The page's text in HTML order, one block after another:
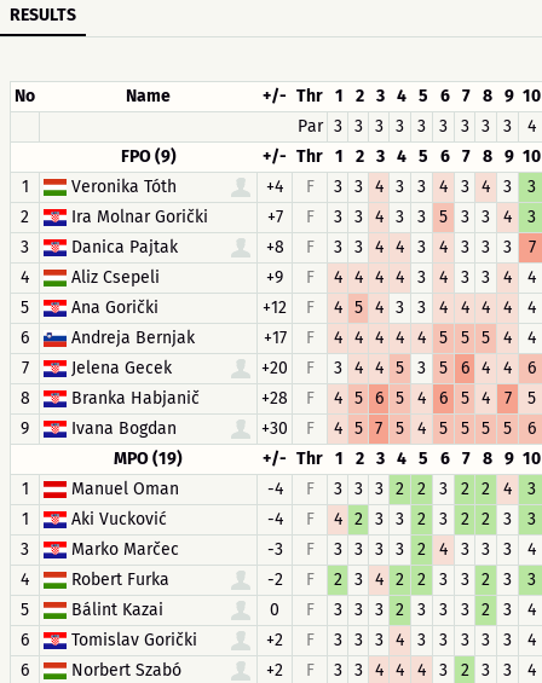
RESULTS
No Name +/- Thr 1 2 3 4 5 6 7 8 9 10
Par 3 3 3 3 3 3 3 3 3
4
FPO (9)
+/- Thr 1 2 3 4 5 6 7 8 9 10
1
Veronika Tóth +4 F 3 3 4 3 3 4 3 4 3
3
2
Ira Molnar Gorički +7 F 3 3 4 3 3 5 3 3 4
3
3
Danica Pajtak +8 F 3 3 4 4 3 4 3 3 3
7
4
Aliz Csepeli +9 F 4 4 4 4 3 4 3 3 4
4
5
Ana Gorički +12 F 4 5 4 3 3 4 4 4 4
4
6
Andreja Bernjak +17 F 4 4 4 4 4 5 5 5 4
4
7
Jelena Gecek +20 F 3 4 4 5 3 5 6 4 4
6
8
Branka Habjanič +28 F 4 5 6 5 4 6 5 4 7
5
9
Ivana Bogdan +30 F 4 5 7 5 4 5 5 5 5
6
MPO (19)
+/- Thr 1 2 3 4 5 6 7 8 9 10
1
Manuel Oman -4 F 3 3 3 2 2 3 2 2 4
3
1
Aki Vucković -4 F 4 2 3 3 2 3 2 2 3
3
3
Marko Marčec -3 F 3 3 3 3 2 4 3 3 3
4
4
Robert Furka -2 F 2 3 4 2 2 3 3 2 3
3
5
Bálint Kazai 0 F 3 3 3 2 3 3 3 2 3
4
6
Tomislav Gorički +2 F 3 3 3 4 3 3 3 3 3
4
6
Norbert Szabó +2 F 3 3 4 4 4 3 2 3 3
4